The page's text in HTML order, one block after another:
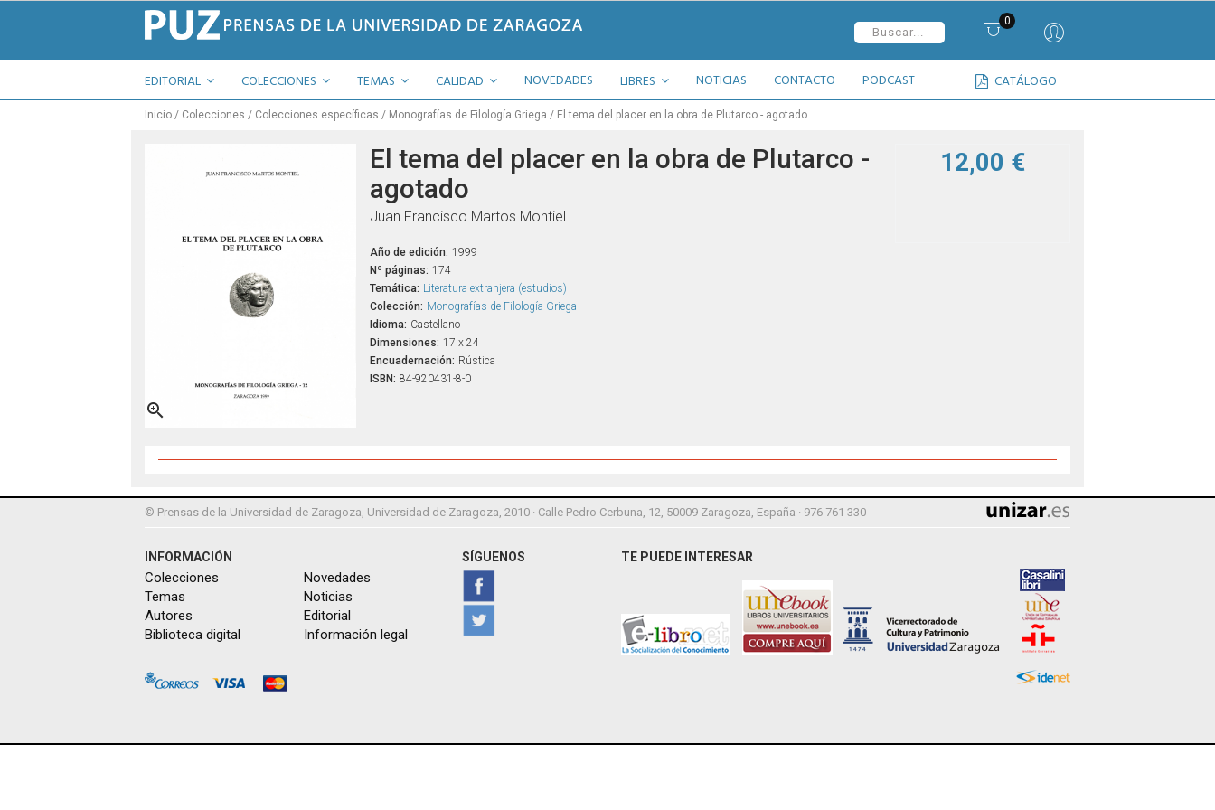
0
EDITORIAL COLECCIONES TEMAS CATÁLOGO
CALIDAD NOVEDADES LIBRES NOTICIAS CONTACTO PODCAST
Inicio Colecciones Colecciones específicas Monografías de Filología Griega El tema del placer en la obra de Plutarco - agotado

El tema del placer en la obra de Plutarco -
agotado
Juan Francisco Martos Montiel
Año de edición: 1999
Nº páginas: 174
Temática: Literatura extranjera (estudios)
Colección: Monografías de Filología Griega
Idioma: Castellano
Dimensiones: 17 x 24
Encuadernación: Rústica
ISBN: 84-920431-8-0
12,00 €
© Prensas de la Universidad de Zaragoza, Universidad de Zaragoza, 2010 · Calle Pedro Cerbuna, 12, 50009 Zaragoza, España · 976 761 330
INFORMACIÓN
Colecciones
Temas
Autores
Biblioteca digital
Novedades
Noticias
Editorial
Información legal
SÍGUENOS TE PUEDE INTERESAR